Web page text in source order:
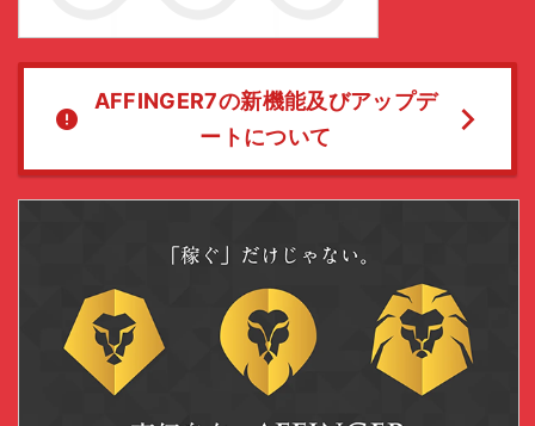
AFFINGER7の新機能及びアップデ
ートについて